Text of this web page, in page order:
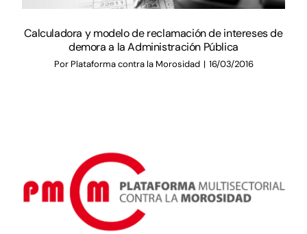
Calculadora y modelo de reclamación de intereses de
demora a la Administración Pública
Por Plataforma contra la Morosidad | 16/03/2016